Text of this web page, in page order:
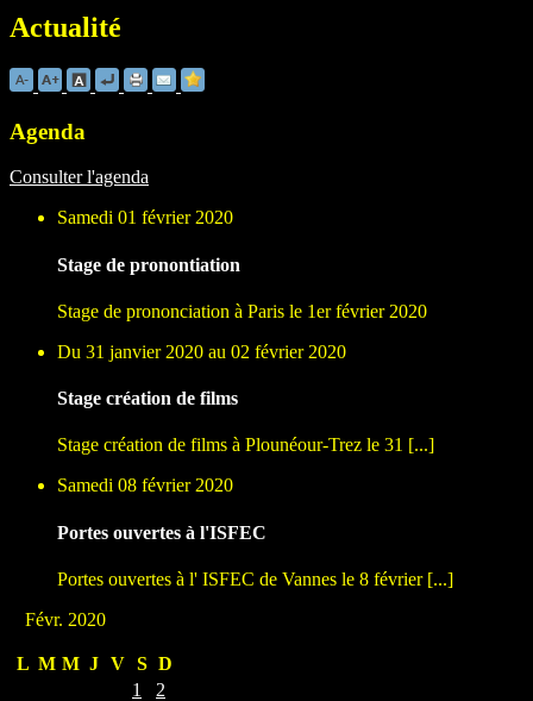
Actualité
Agenda
Consulter l'agenda
Samedi 01 février 2020
Stage de pronontiation
Stage de prononciation à Paris le 1er février 2020
Du 31 janvier 2020 au 02 février 2020
Stage création de films
Stage création de films à Plounéour-Trez le 31 [...]
Samedi 08 février 2020
Portes ouvertes à l'ISFEC
Portes ouvertes à l' ISFEC de Vannes le 8 février [...]
Févr. 2020
L M M J V S D
1
2